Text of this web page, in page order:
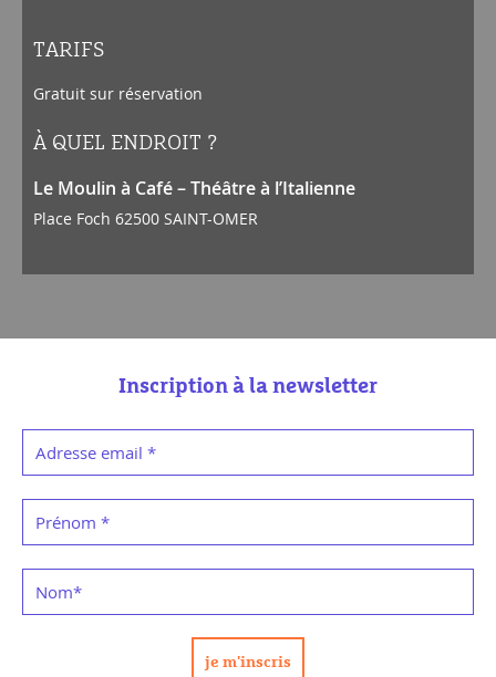
TARIFS
Gratuit sur réservation
À QUEL ENDROIT ?
Le Moulin à Café – Théâtre à l’Italienne
Place Foch 62500 SAINT-OMER
Inscription à la newsletter
Adresse email *
Prénom *
Nom*